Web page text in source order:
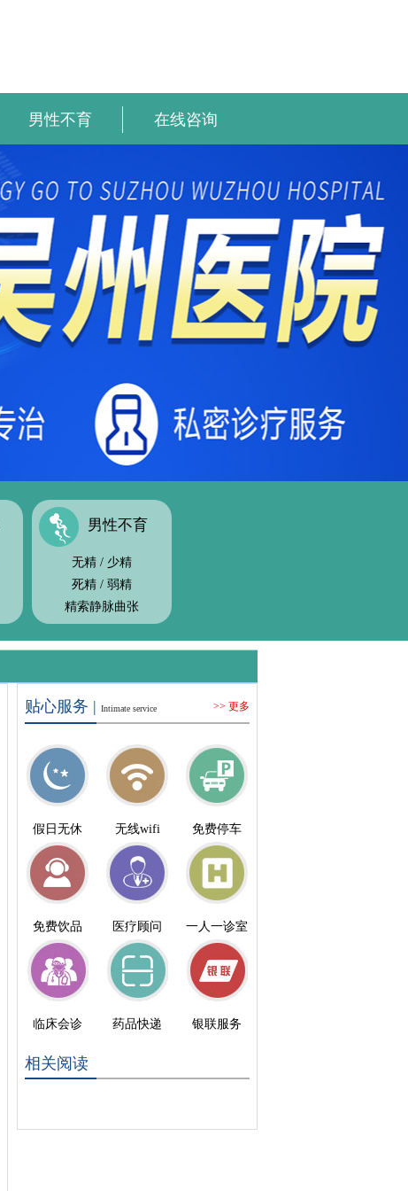
男性不育 在线咨询
男性不育
无精 / 少精
死精 / 弱精
精索静脉曲张
贴心服务 | Intimate service >> 更多
假日无休 无线wifi 免费停车
免费饮品 医疗顾问 一人一诊室
临床会诊 药品快递 银联服务
相关阅读